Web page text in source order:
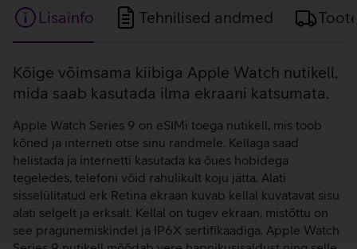
Lisainfo Tehnilised andmed
Lisainfo
Kõige võimsama kiibiga Apple Watch nutikell,
mida saab kasutada ilma ekraani katsumata.
Apple Watch Series 9 on eSIMi toega nutikell, mis toob
kõned ja interneti otse sinu randmele. Kellaga saad
helistada ja internetti kasutada ka õues hobidega
tegeledes, telefoni võid rahulikult koju jätta. Alati
sisselülitatud erk Retina ekraan kuvab kellal kuvatavat sisu
alati selgelt ja erksalt. Kellal on tugev ekraan, mistõttu on
see pragunemiskindel ja IP6X sertifikaadiga. Apple Watch